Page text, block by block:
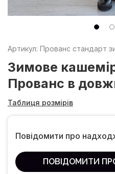
Артикул: Прованс стандарт
Зимове
Прованс в
Таблиця розмірів
Повідомити про
ПОВІДОМИТИ